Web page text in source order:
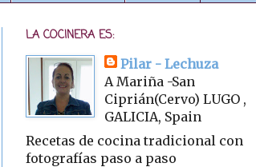
LA COCINERA ES:
Pilar - Lechuza
A Mariña -San
Ciprián(Cervo) LUGO ,
GALICIA, Spain
Recetas de cocina tradicional con
fotografías paso a paso